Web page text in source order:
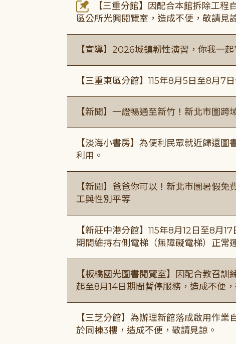
【三重分館】因配合本館拆除工程
區公所光興閱覽室，造成不便，敬請見
【宣導】2026城鎮韌性演習，你我一起
【三重東區分館】115年8月5日至8月7
【新聞】一證暢通至新竹！新北市圖跨
【淡海小書房】為便利民眾就近歸還
利用。
【新聞】爸爸你可以！新北市圖暑假
工與性別平等
【新莊中港分館】115年8月12日至8月
期間維持右側電梯（無障礙電梯）正常
【板橋國光圖書閱覽室】因配合教召
起至8月14日期間暫停服務，造成不便，
【三芝分館】為辦理新館落成啟用作業
於同棟3樓，造成不便，敬請見諒。